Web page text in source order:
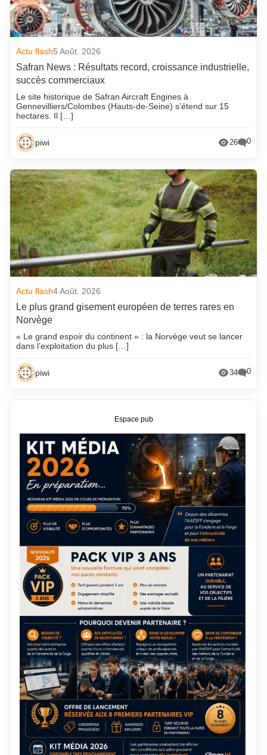
Actu flash5 Août. 2026
Safran News : Résultats record, croissance industrielle,
succès commerciaux
Le site historique de Safran Aircraft Engines à
Gennevilliers/Colombes (Hauts-de-Seine) s’étend sur 15
hectares. Il […]
piwi 26 0
Actu flash4 Août. 2026
Le plus grand gisement européen de terres rares en
Norvège
« Le grand espoir du continent » : la Norvège veut se lancer
dans l’exploitation du plus […]
piwi 34 0
Espace pub